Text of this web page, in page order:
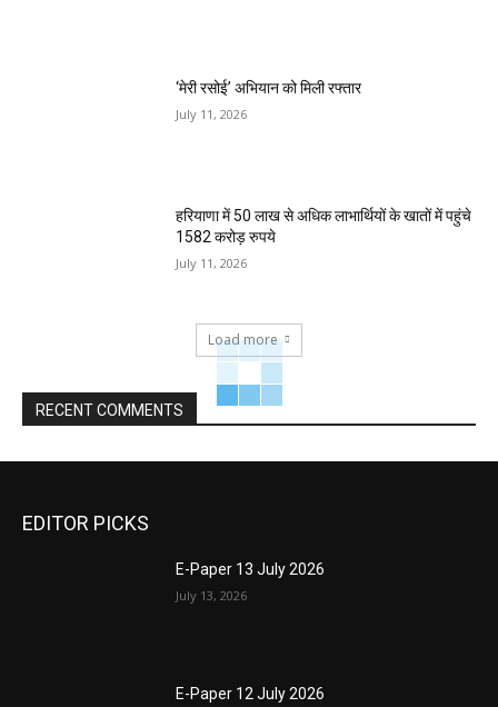
‘मेरी रसोई’ अभियान को मिली रफ्तार
July 11, 2026
हरियाणा में 50 लाख से अधिक लाभार्थियों के खातों में पहुंचे
1582 करोड़ रुपये
July 11, 2026
Load more
RECENT COMMENTS
EDITOR PICKS
E-Paper 13 July 2026
July 13, 2026
E-Paper 12 July 2026